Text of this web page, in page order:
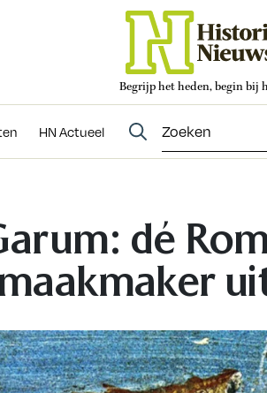
Begrijp het heden, begin bij
HN Actueel
Evenementen
dé